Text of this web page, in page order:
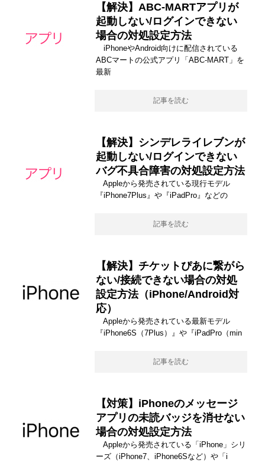
【解決】ABC-MARTアプリが
起動しない/ログインできない
場合の対処設定方法
iPhoneやAndroid向けに配信されている
ABCマートの公式アプリ「ABC-MART」を
最新
記事を読む
【解決】シンデレライレブンが
起動しない/ログインできない
バグ不具合障害の対処設定方法
Appleから発売されている現行モデル
『iPhone7Plus』や『iPadPro』などの
記事を読む
【解決】チケットぴあに繋がら
ない/接続できない場合の対処
設定方法（iPhone/Android対
応）
Appleから発売されている最新モデル
『iPhone6S（7Plus）』や『iPadPro（min
記事を読む
【対策】iPhoneのメッセージ
アプリの未読バッジを消せない
場合の対処設定方法
Appleから発売されている「iPhone」シリ
ーズ（iPhone7、iPhone6Sなど）や「i